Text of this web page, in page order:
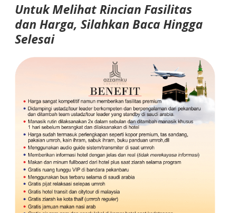
Untuk Melihat Rincian Fasilitas
dan Harga, Silahkan Baca Hingga
Selesai